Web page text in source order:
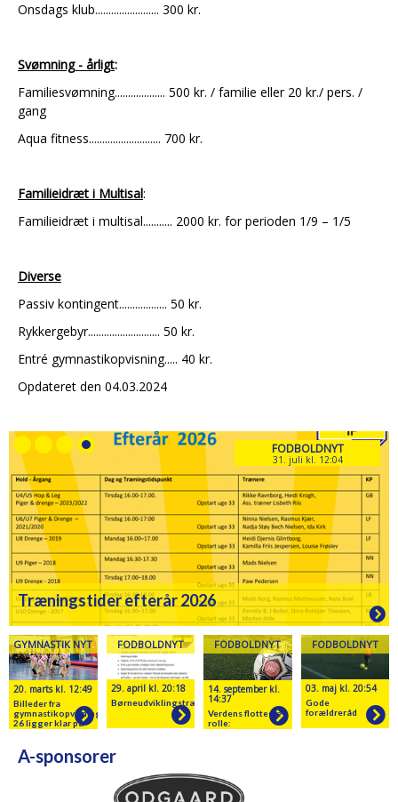
Onsdags klub........................ 300 kr.
Svømning - årligt:
Familiesvømning................... 500 kr. / familie eller 20 kr./ pers. /
gang
Aqua fitness........................... 700 kr.
Familieidræt i Multisal:
Familieidræt i multisal........... 2000 kr. for perioden 1/9 – 1/5
Diverse
Passiv kontingent.................. 50 kr.
Rykkergebyr........................... 50 kr.
Entré gymnastikopvisning..... 40 kr.
Opdateret den 04.03.2024
FODBOLDNYT
31. juli kl. 12:04
Træningstider efterår 2026
GYMNASTIK NYT
20. marts kl. 12:49
Billeder fra
gymnastikopvisningen
26 ligger klar på
hjemmesiden
FODBOLDNYT
29. april kl. 20:18
Børneudviklingstræner
FODBOLDNYT
14. september kl.
14:37
Verdens flotteste
rolle:
Forældrerollen
FODBOLDNYT
03. maj kl. 20:54
Gode
forældreråd
A-sponsorer